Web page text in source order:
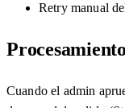
Retry manual
Cuando el admin